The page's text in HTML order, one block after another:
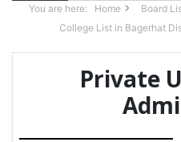
You are here: Home Board
College List in Bagerhat
Private